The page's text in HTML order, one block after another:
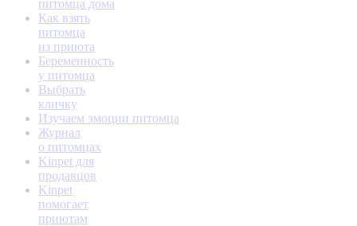
питомца дома
Как взять
питомца
из приюта
Беременность
у питомца
Выбрать
кличку
Изучаем эмоции питомца
Журнал
о питомцах
Kinpet для
продавцов
Kinpet
помогает
приютам